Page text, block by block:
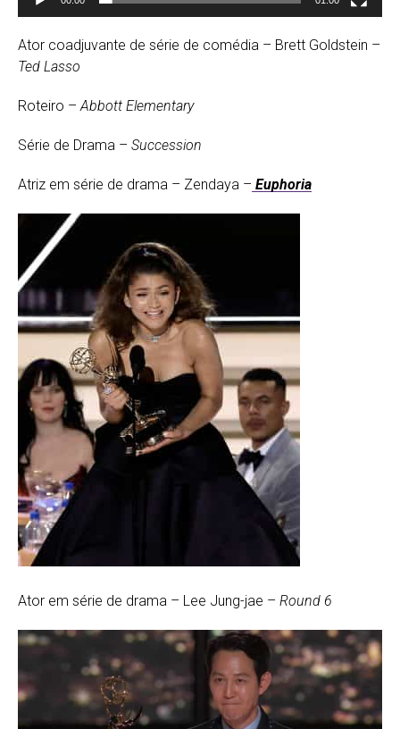
Ator coadjuvante de série de comédia – Brett Goldstein –
Ted Lasso
Roteiro –Abbott Elementary
Série de Drama – Succession
Atriz em série de drama – Zendaya – Euphoria
Ator em série de drama – Lee Jung-jae – Round 6